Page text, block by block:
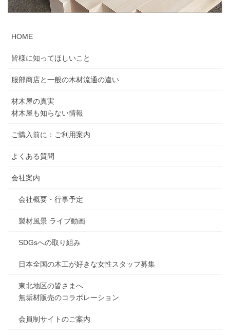
HOME
皆様に知ってほしいこと
服部商店と一般の木材流通の違い
材木屋の真実
材木屋も知らない情報
ご購入前に：ご利用案内
よくある質問
会社案内
会社概要・行事予定
製材風景 ライブ動画
SDGsへの取り組み
日本全国の木工が好きな女性スタッフ募集
東北地区の皆さまへ
無垢材販売のコラボレーション
会員制サイトのご案内